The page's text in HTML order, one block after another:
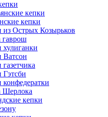
кепки
кепки
из Острых Козырьков
гаврош
хулиганки
Ватсон
Гэтсби
конфедератки
Шерлока
кепки